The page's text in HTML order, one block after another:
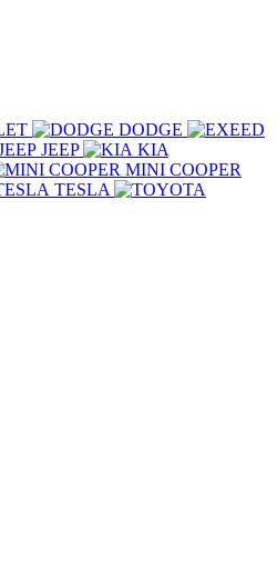
DODGE
JEEP
KIA
MINI COOPER
TESLA